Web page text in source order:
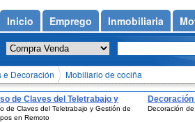
e Decoración Mobiliario de cociña
de Claves del Teletrabajo y
de Equipos en Remoto
de Claves del Teletrabajo y Gestión de
en Remoto
Decoración
Inicio Emprego Inmobiliaria